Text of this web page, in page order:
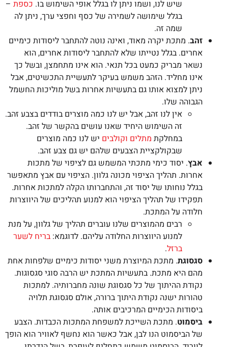
שיש לנו, ושמו ניתן לו בגלל אופי השימוש בו. כספת –
בגלל שימושה לשמירה של כסף וחפצי ערך, ניתן לה
שמה זה.
זהב. מתכת יקרה מאוד, ואינה נוטה להתחבר ליסודות כימיים
אחרים. בגלל נטייתו שלא להתחבר ליסודות אחרים, הוא
נשאר מבריק כמעט בכל תנאי. הוא אינו מתחמצן, ובשל כך
אינו מחליד. הזהב משמש בעיקר לתעשיית התכשיטים, אבל
ניתן למצוא אותו גם בתעשיות אחרות בשל מוליכות החשמל
הגבוהה שלו.
אין לנו זהב, אבל יש לנו כמה מוצרים בודדים בצבע זהב.
זה השימוש היחיד שאנו עושים בהקשר של זהב.
במחלקת מתלים וקולבים יש לנו כמה מוצרים
שבקולקציית הצבעים שלהם יש גם צבע זהב.
אבץ. יסוד כימי מתכתי המשמש גם לציפוי של מתכות
אחרות. תהליך הציפוי מכונה גלוון. הציפוי עם אבץ מתאפשר
בגלל נוחותו של יסוד זה, והתחברותו הקלה למתכות אחרות.
תפקידו של תהליך הציפוי הוא למנוע תהליכים של היווצרות
חלודה על המתכת.
רבים מהמוצרים שלנו עוברים תהליך של גלוון, על מנת
למנוע היווצרות החלודה עליהם. לדוגמא: בריח לשער
ברזל.
סגסוגת. מתכת המיוצרת משני יסודות כימיים שלפחות אחת
מהם היא מתכת. בתעשיות המתכת יש הרבה סוגי סגסוגות.
נקודת ההיתוך של כל סגסוגת שונה מחברותיה. למתכות
טהורות ישנה נקודת היתוך ברורה, אולם סגסוגת תלויה
ביסודות הכימיים המרכיבים אותה.
ביסמוט. מתכת השייכת למשפחת המתכות הכבדות. הצבע
של הביסמוט הנו לבן, אבל כאשר הוא נחשף לאוויר הוא הופך